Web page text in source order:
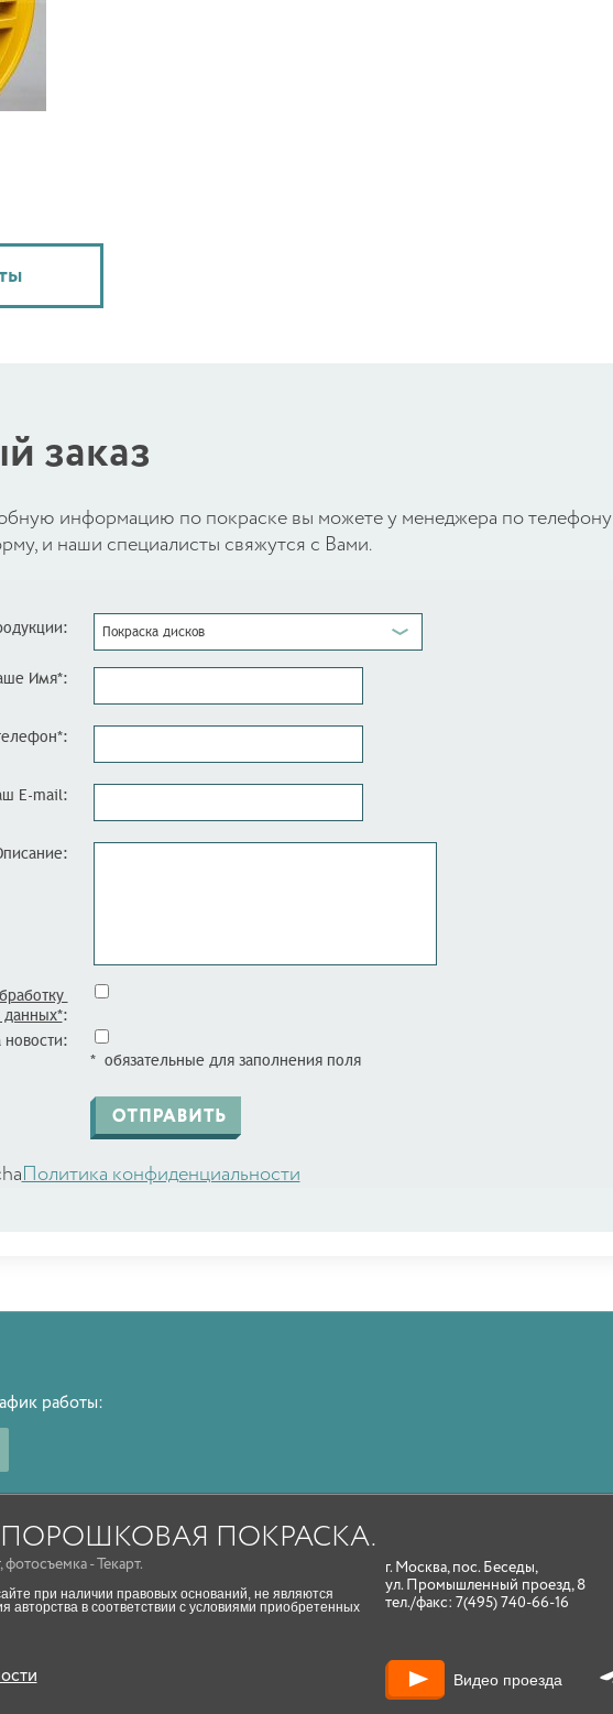
заказ
информацию по покраске вы можете у менеджера по телефону
и наши специалисты свяжутся с Вами.
Покраска дисков
Имя*:
E-mail:
данных*:
новости:
* обязательные для заполнения поля
Политика конфиденциальности
работы:
ПОРОШКОВАЯ ПОКРАСКА.
,фотосъемка- Текарт.
при наличии правовых оснований, не являются
в соответствии с условиями приобретенных
г. Москва, пос. Беседы,
ул. Промышленный проезд, 8
тел./факс: 7(495) 740-66-16
Видео проезда